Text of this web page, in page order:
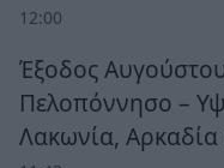
12:00
Έξοδος
Πελοπόννησο –
Λακωνία,